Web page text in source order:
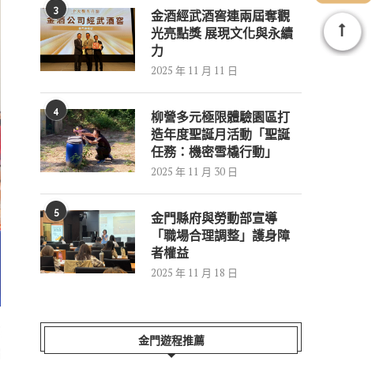
3
金酒經武酒窖連兩屆奪觀
光亮點獎 展現文化與永續
力
2025 年 11 月 11 日
4
柳營多元極限體驗園區打
造年度聖誕月活動「聖誕
任務：機密雪橇行動」
2025 年 11 月 30 日
5
金門縣府與勞動部宣導
「職場合理調整」護身障
者權益
2025 年 11 月 18 日
金門遊程推薦